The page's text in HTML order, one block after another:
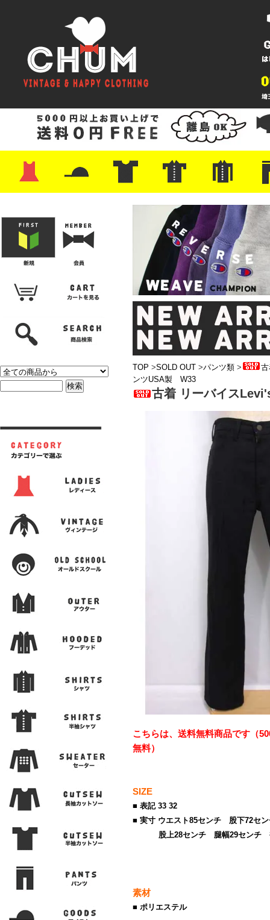
・レザーシューズ/スニーカー
・プリントTシャツ
・バンド/ツアー
・キャラクター
・Nike/adidas/スポーツ
・チャンピオン
・サーフ/スケート
・ボーダー/総柄/無地
・フットボール/リンガー
・タンクトップ/NBA・ポロシャツ
・半袖シャツ
・アロハ/サーフ/ボーリング
・ラルフ/ブランド
・無地/チェック/ストラ
・ワーク/ミリタリー/ウ
・ネル/ウール ・ショ
・アウ
・ジー
・
・ミリ
・コー
・コッ
・オー
・ジャ
ン
TOP >SOLD OUT >パンツ類 >
ンツUSA製 W33
古着 リーバイス
こちらは、送料無料商品です（
無料）
SIZE
■ 表記 33 32
■ 実寸 ウエスト85センチ 股下72セン
股上28センチ 腿幅29センチ 裾
素材
■ ポリエステル